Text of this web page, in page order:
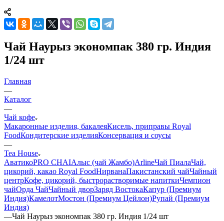
Чай Наурыз экономпак 380 гр. Индия
1/24 шт
Главная
—
Каталог
—
Чай кофе
Макаронные изделия, бакалеяКисель, приправы Royal
FoodКондитерские изделияКонсервация и соусы
—
Tea House
АватикоPRO CHAIАлыс (чай Жамбо)ArlineЧай ПиалаЧай,
цикорий, какао Royal FoodНирванаПакистанский чайЧайный
центрКофе, цикорий, быстрорастворимые напиткиЧемпион
чайОрда ЧайЧайный дворЗаряд ВостокаКапур (Премиум
Индия)КамелотМостон (Премиум Цейлон)Рупай (Премиум
Индия)
—Чай Наурыз экономпак 380 гр. Индия 1/24 шт